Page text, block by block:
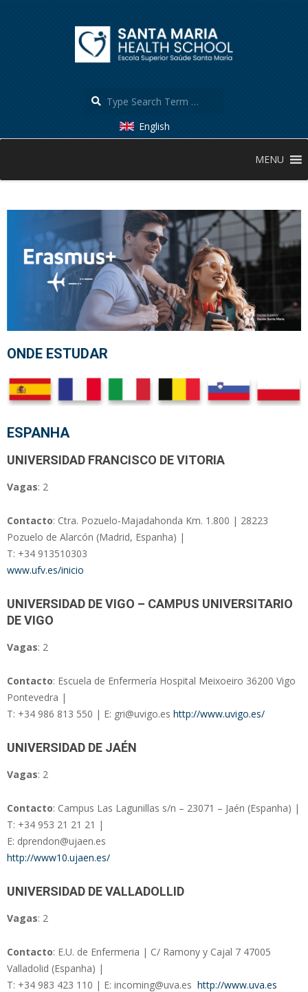
English
Menu
MENU
ONDE ESTUDAR
ESPANHA
UNIVERSIDAD FRANCISCO DE VITORIA
Vagas: 2
Contacto: Ctra. Pozuelo-Majadahonda Km. 1.800 | 28223
Pozuelo de Alarcón (Madrid, Espanha) |
T: +34 913510303
www.ufv.es/inicio
UNIVERSIDAD DE VIGO – CAMPUS UNIVERSITARIO
DE VIGO
Vagas: 2
Contacto: Escuela de Enfermería Hospital Meixoeiro 36200 Vigo
Pontevedra |
T: +34 986 813 550 | E: gri@uvigo.es http://www.uvigo.es/
UNIVERSIDAD DE JAÉN
Vagas: 2
Contacto: Campus Las Lagunillas s/n – 23071 – Jaén (Espanha) |
T: +34 953 21 21 21 |
E: dprendon@ujaen.es
http://www10.ujaen.es/
UNIVERSIDAD DE VALLADOLLID
Vagas: 2
Contacto: E.U. de Enfermeria | C/ Ramony y Cajal 7 47005
Valladolid (Espanha) |
T: +34 983 423 110 | E: incoming@uva.es http://www.uva.es